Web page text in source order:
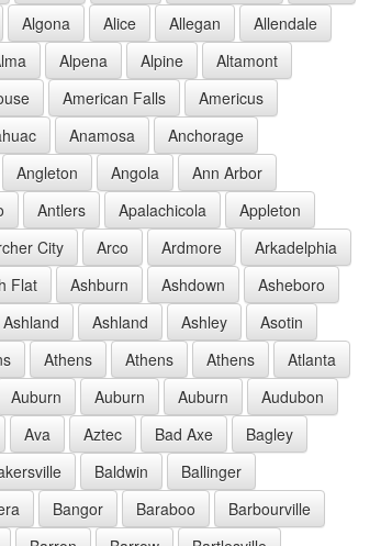
Algona Alice Allegan
Allendale
Alpena Alpine
Altamont
American Falls
Americus
Anamosa
Anchorage
Angleton Angola
Ann Arbor
Antlers Apalachicola
Appleton
City Arco Ardmore
Arkadelphia
Flat Ashburn Ashdown
Asheboro
Ashland Ashland Ashley
Asotin
Athens Athens Athens
Atlanta
Auburn Auburn Auburn
Audubon
Ava Aztec Bad Axe
Bagley
Baldwin
Ballinger
Bangor Baraboo
Barbourville